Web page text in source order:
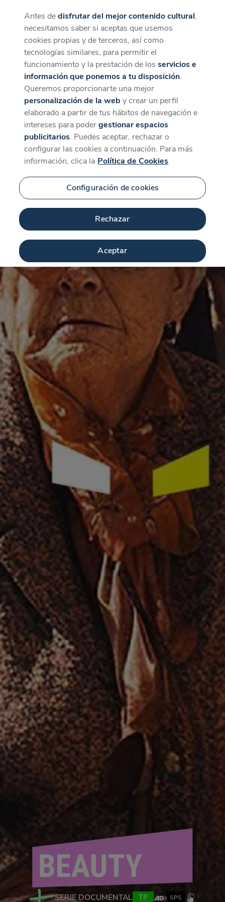
CaixaForum+
La mejor experiencia desde la App
Descargar
SERIE DOCUMENTAL TP SPS
Antes dedisfrutar del mejor contenido cultural,
necesitamos saber si aceptas que usemos
cookies propias y de terceros, así como
tecnologías similares, para permitir el
funcionamiento y la prestación de losservicios e
información que ponemos a tu disposición.
Queremos proporcionarte una mejor
personalización de la web y crear un perfil
elaborado a partir de tus hábitos de navegación e
intereses para podergestionar espacios
publicitarios. Puedes aceptar, rechazar o
configurar las cookies a continuación. Para más
información, clica la Política de Cookies
Configuración de cookies
Rechazar
Aceptar